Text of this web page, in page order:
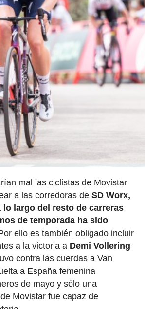
mal las ciclistas de Movistar
a las corredoras de SD Worx,
largo del resto de carreras
de temporada ha sido
ello es también obligado incluir
a la victoria a Demi Vollering
contra las cuerdas a Van
a España femenina
de mayo y sólo una
Movistar fue capaz de